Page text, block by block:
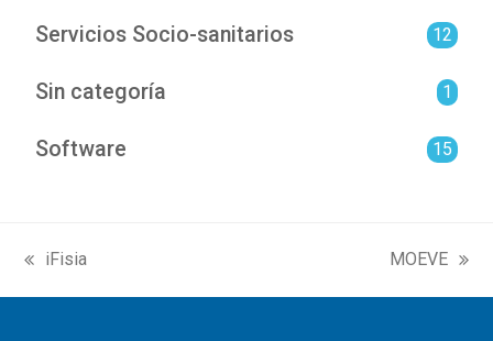
Servicios Socio-sanitarios 12
Sin categoría 1
Software 15
previous
post:
iFisia
next
post:
MOEVE